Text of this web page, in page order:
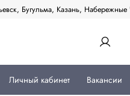
Бугульма, Казань,
Личный кабинет
Вакансии